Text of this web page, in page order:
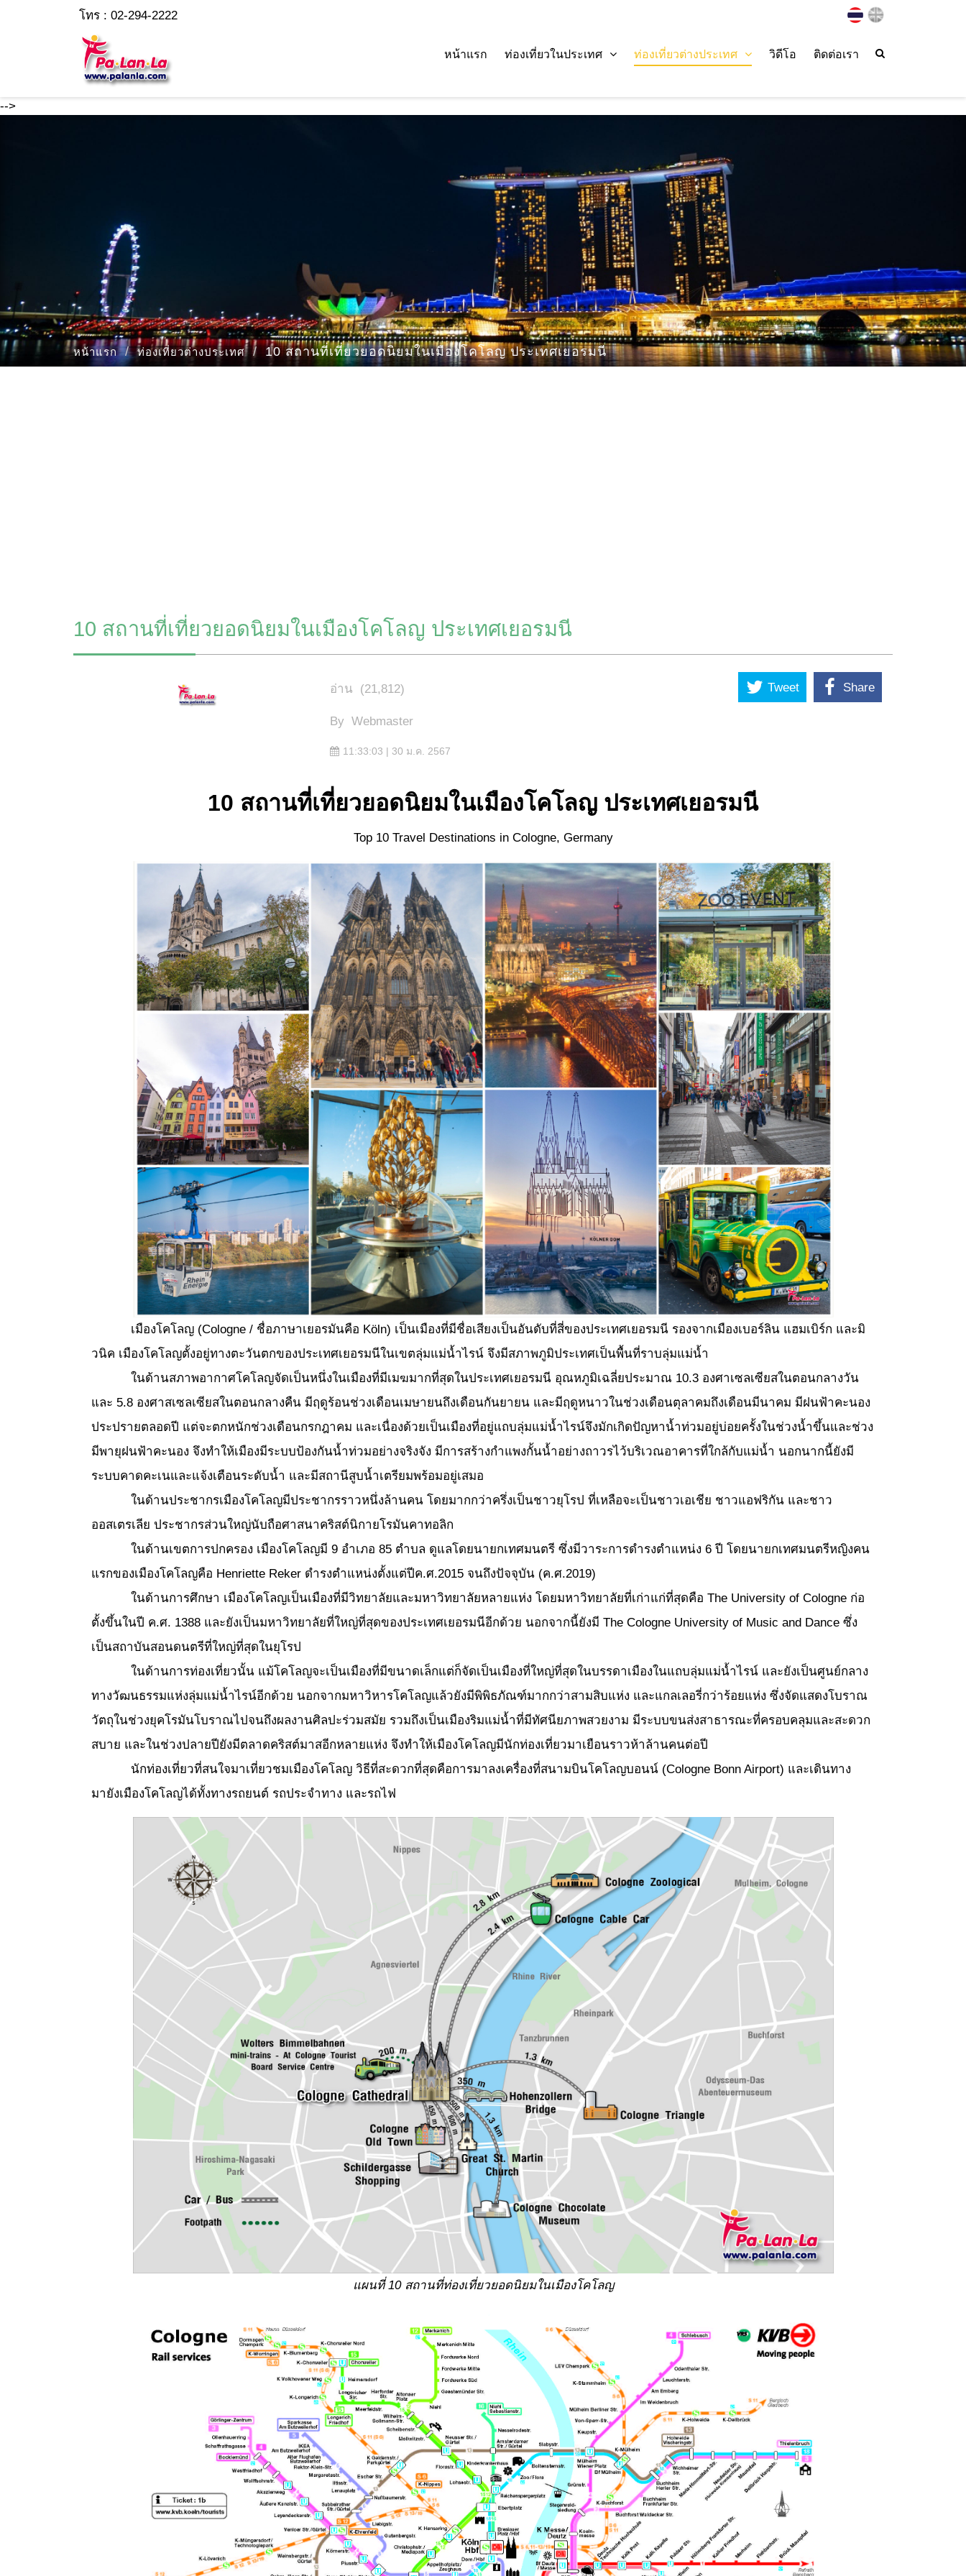
-->
โทร : 02-294-2222
หน้าแรก ท่องเที่ยวในประเทศ ท่องเที่ยวต่างประเทศ วิดีโอ ติดต่อเรา
หน้าแรก ท่องเที่ยวต่างประเทศ 10 สถานที่เที่ยวยอดนิยมในเมืองโคโลญ ประเทศเยอรมนี
10 สถานที่เที่ยวยอดนิยมในเมืองโคโลญ ประเทศเยอรมนี
อ่าน (21,812)
By Webmaster
11:33:03 | 30 ม.ค. 2567
Tweet Share
10 สถานที่เที่ยวยอดนิยมในเมืองโคโลญ ประเทศเยอรมนี
Top 10 Travel Destinations in Cologne, Germany
เมืองโคโลญ (Cologne / ชื่อภาษาเยอรมันคือ Köln) เป็นเมืองที่มีชื่อเสียงเป็นอันดับที่สี่ของประเทศเยอรมนี รองจากเมืองเบอร์ลิน แฮมเบิร์ก และมิ
วนิค เมืองโคโลญตั้งอยู่ทางตะวันตกของประเทศเยอรมนีในเขตลุ่มแม่น้ำไรน์ จึงมีสภาพภูมิประเทศเป็นพื้นที่ราบลุ่มแม่น้ำ
ในด้านสภาพอากาศโคโลญจัดเป็นหนึ่งในเมืองที่มีเมฆมากที่สุดในประเทศเยอรมนี อุณหภูมิเฉลี่ยประมาณ 10.3 องศาเซลเซียสในตอนกลางวัน
และ 5.8 องศาสเซลเซียสในตอนกลางคืน มีฤดูร้อนช่วงเดือนเมษายนถึงเดือนกันยายน และมีฤดูหนาวในช่วงเดือนตุลาคมถึงเดือนมีนาคม มีฝนฟ้าคะนอง
ประปรายตลอดปี แต่จะตกหนักช่วงเดือนกรกฎาคม และเนื่องด้วยเป็นเมืองที่อยู่แถบลุ่มแม่น้ำไรน์จึงมักเกิดปัญหาน้ำท่วมอยู่บ่อยครั้งในช่วงน้ำขึ้นและช่วง
มีพายุฝนฟ้าคะนอง จึงทำให้เมืองมีระบบป้องกันน้ำท่วมอย่างจริงจัง มีการสร้างกำแพงกั้นน้ำอย่างถาวรไว้บริเวณอาคารที่ใกล้กับแม่น้ำ นอกนากนี้ยังมี
ระบบคาดคะเนและแจ้งเตือนระดับน้ำ และมีสถานีสูบน้ำเตรียมพร้อมอยู่เสมอ
ในด้านประชากรเมืองโคโลญมีประชากรราวหนึ่งล้านคน โดยมากกว่าครึ่งเป็นชาวยุโรป ที่เหลือจะเป็นชาวเอเชีย ชาวแอฟริกัน และชาว
ออสเตรเลีย ประชากรส่วนใหญ่นับถือศาสนาคริสต์นิกายโรมันคาทอลิก
ในด้านเขตการปกครอง เมืองโคโลญมี 9 อำเภอ 85 ตำบล ดูแลโดยนายกเทศมนตรี ซึ่งมีวาระการดำรงตำแหน่ง 6 ปี โดยนายกเทศมนตรีหญิงคน
แรกของเมืองโคโลญคือ Henriette Reker ดำรงตำแหน่งตั้งแต่ปีค.ศ.2015 จนถึงปัจจุบัน (ค.ศ.2019)
ในด้านการศึกษา เมืองโคโลญเป็นเมืองที่มีวิทยาลัยและมหาวิทยาลัยหลายแห่ง โดยมหาวิทยาลัยที่เก่าแก่ที่สุดคือ The University of Cologne ก่อ
ตั้งขึ้นในปี ค.ศ. 1388 และยังเป็นมหาวิทยาลัยที่ใหญ่ที่สุดของประเทศเยอรมนีอีกด้วย นอกจากนี้ยังมี The Cologne University of Music and Dance ซึ่ง
เป็นสถาบันสอนดนตรีที่ใหญ่ที่สุดในยุโรป
ในด้านการท่องเที่ยวนั้น แม้โคโลญจะเป็นเมืองที่มีขนาดเล็กแต่ก็จัดเป็นเมืองที่ใหญ่ที่สุดในบรรดาเมืองในแถบลุ่มแม่น้ำไรน์ และยังเป็นศูนย์กลาง
ทางวัฒนธรรมแห่งลุ่มแม่น้ำไรน์อีกด้วย นอกจากมหาวิหารโคโลญแล้วยังมีพิพิธภัณฑ์มากกว่าสามสิบแห่ง และแกลเลอรี่กว่าร้อยแห่ง ซึ่งจัดแสดงโบราณ
วัตถุในช่วงยุคโรมันโบราณไปจนถึงผลงานศิลปะร่วมสมัย รวมถึงเป็นเมืองริมแม่น้ำที่มีทัศนียภาพสวยงาม มีระบบขนส่งสาธารณะที่ครอบคลุมและสะดวก
สบาย และในช่วงปลายปียังมีตลาดคริสต์มาสอีกหลายแห่ง จึงทำให้เมืองโคโลญมีนักท่องเที่ยวมาเยือนราวห้าล้านคนต่อปี
นักท่องเที่ยวที่สนใจมาเที่ยวชมเมืองโคโลญ วิธีที่สะดวกที่สุดคือการมาลงเครื่องที่สนามบินโคโลญบอนน์ (Cologne Bonn Airport) และเดินทาง
มายังเมืองโคโลญได้ทั้งทางรถยนต์ รถประจำทาง และรถไฟ
แผนที่10 สถานที่ท่องเที่ยวยอดนิยมในเมืองโคโลญ